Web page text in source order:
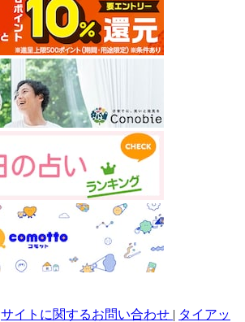
サイトに関するお問い合わせ | タイアッ